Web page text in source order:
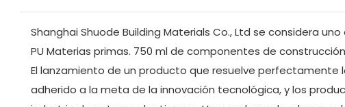
Shanghai Shuode Building Materials Co., Ltd se considera
PU Materias primas. 750 ml de componentes de
El lanzamiento de un producto que resuelve perfectamente
adherido a la meta de la innovación tecnológica, y los